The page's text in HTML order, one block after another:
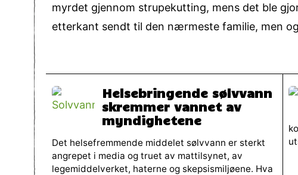
myrdet gjennom strupekutting, mens det ble
etterkant sendt til den nærmeste familie, men
Helsebringende sølvvann
skremmer vannet av
myndighetene
Det helsefremmende middelet sølvvann er sterkt
angrepet i media og truet av mattilsynet, av
legemiddelverket, haterne og skepsismiljøene. Hva